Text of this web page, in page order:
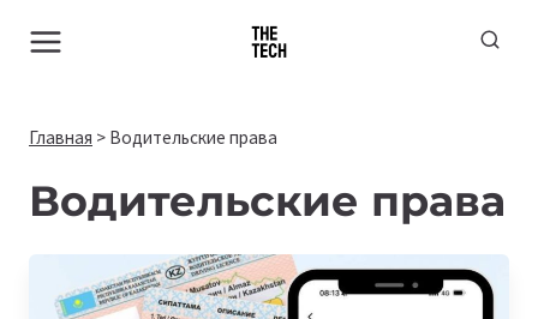
Главная > Водительские права
Водительские права